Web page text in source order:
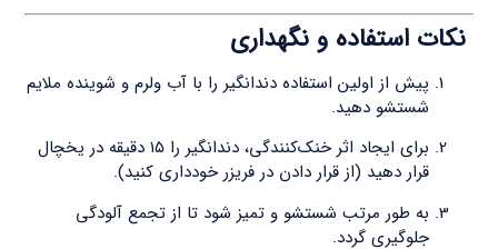
نکات استفاده و نگهداری
پیش از اولین استفاده دندانگیر را با آب ولرم و شوینده ملایم
شستشو دهید.
برای ایجاد اثر خنک‌کنندگی، دندانگیر را ۱۵ دقیقه در یخچال
قرار دهید (از قرار دادن در فریزر خودداری کنید).
به طور مرتب شستشو و تمیز شود تا از تجمع آلودگی
جلوگیری گردد.